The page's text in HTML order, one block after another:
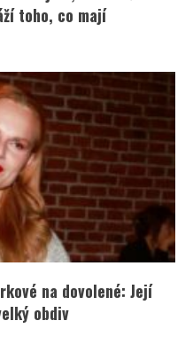
toho, co mají
na dovolené: Její
obdiv